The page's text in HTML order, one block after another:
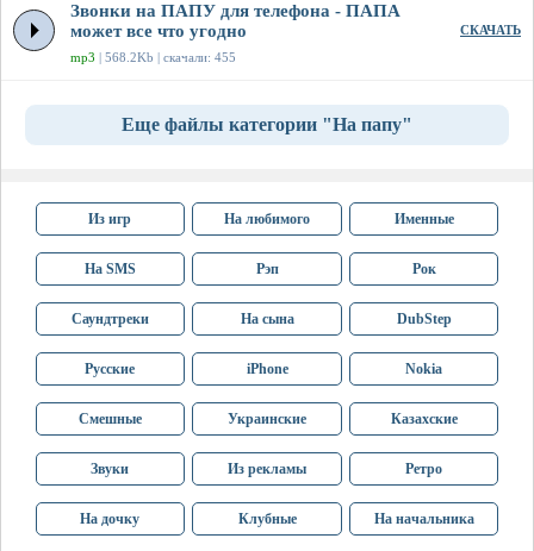
Звонки на ПАПУ для телефона - ПАПА
может все что угодно
mp3 | 568.2Kb | скачали: 455
СКАЧАТЬ
Еще файлы категории "На папу"
Из игр На любимого Именные
На SMS Рэп Рок
Саундтреки На сына DubStep
Русские iPhone Nokia
Смешные Украинские Казахские
Звуки Из рекламы Ретро
На дочку Клубные На начальника